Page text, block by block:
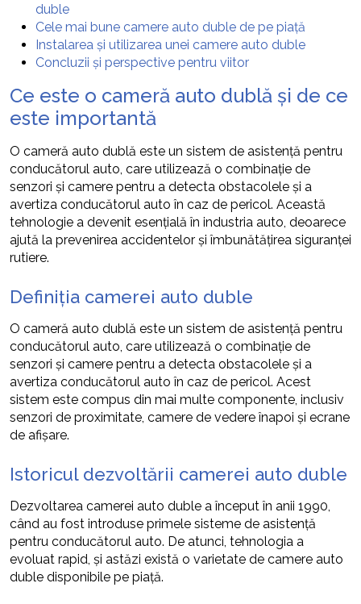
duble
Cele mai bune camere auto duble de pe piață
Instalarea și utilizarea unei camere auto duble
Concluzii și perspective pentru viitor
Ce este o cameră auto dublă și de ce
este importantă
O cameră auto dublă este un sistem de asistență pentru
conducătorul auto, care utilizează o combinație de
senzori și camere pentru a detecta obstacolele și a
avertiza conducătorul auto în caz de pericol. Această
tehnologie a devenit esențială în industria auto, deoarece
ajută la prevenirea accidentelor și îmbunătățirea siguranței
rutiere.
Definiția camerei auto duble
O cameră auto dublă este un sistem de asistență pentru
conducătorul auto, care utilizează o combinație de
senzori și camere pentru a detecta obstacolele și a
avertiza conducătorul auto în caz de pericol. Acest
sistem este compus din mai multe componente, inclusiv
senzori de proximitate, camere de vedere înapoi și ecrane
de afișare.
Istoricul dezvoltării camerei auto duble
Dezvoltarea camerei auto duble a început în anii 1990,
când au fost introduse primele sisteme de asistență
pentru conducătorul auto. De atunci, tehnologia a
evoluat rapid, și astăzi există o varietate de camere auto
duble disponibile pe piață.